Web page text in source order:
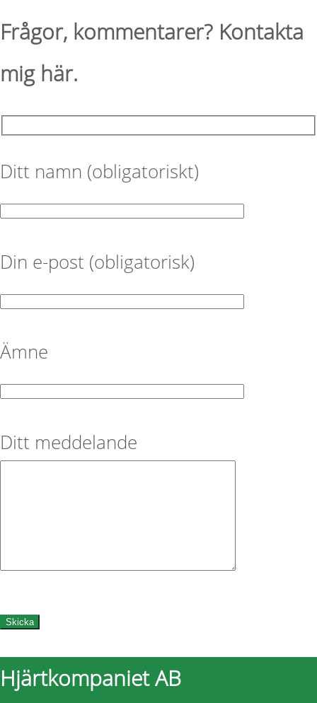
Frågor, kommentarer? Kontakta
mig här.
Ditt namn (obligatoriskt)
Din e-post (obligatorisk)
Ämne
Ditt meddelande
Footer
Hjärtkompaniet AB